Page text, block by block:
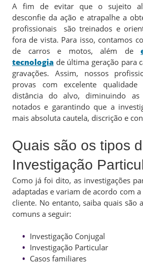
A fim de evitar que o sujeito
desconfie da ação e atrapalhe a
profissionais são treinados e
fora de vista. Para isso, contamos
de carros e motos, além de
tecnologia de última geração para
gravações. Assim, nossos
provas com excelente
distância do alvo, diminuindo as
notados e garantindo que a
mais absoluta cautela, discrição e
Quais são os tipos
Investigação
Como já foi dito, as investigações
adaptadas e variam de acordo com a
cliente. No entanto, saiba quais são
comuns a seguir:
Investigação Conjugal
Investigação Particular
Casos familiares